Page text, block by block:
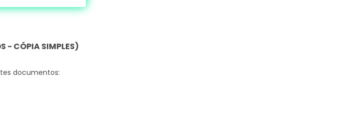
- CÓPIA SIMPLES)
documentos: